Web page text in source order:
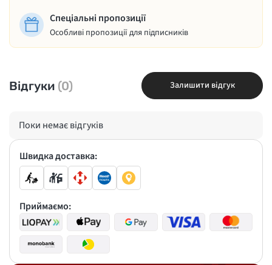
Спеціальні пропозиції
Особливі пропозиції для підписників
Відгуки (0) Залишити відгук
Поки немає відгуків
Швидка доставка:
Приймаємо: